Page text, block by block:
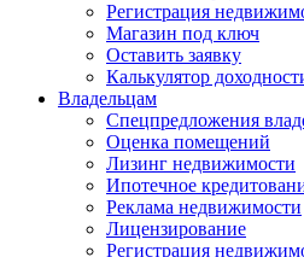
Регистрация
Магазин под ключ
Оставить заявку
Калькулятор
Владельцам
Спецпредложения
Оценка помещений
Лизинг недвижимости
Ипотечное
Реклама недвижимости
Лицензирование
Регистрация